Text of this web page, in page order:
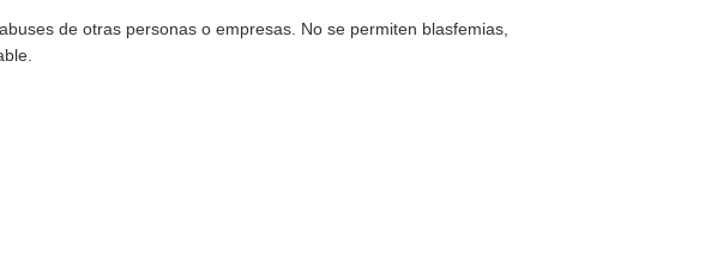
de otras personas o empresas. No se permiten blasfemias,